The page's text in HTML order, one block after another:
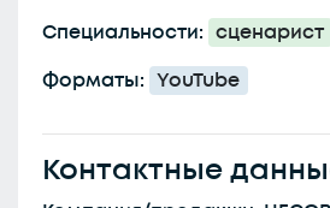
Специальности: сценарист
Форматы: YouTube
Контактные